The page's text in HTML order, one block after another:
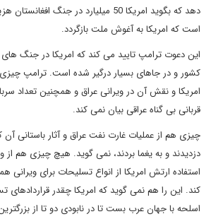
دهد که بگوید امریکا 50 میلیارد در جنگ
است که امریکا به آغوش ملت بازگردد.
این دعوت ترامپ تایید می کند که امریکا در جنگ
کشور و در جاهای بسیار درگیر شده است. ترامپ
امریکا و نقش آن در ویرانی عراق و همچنین تعداد
قربانی بی گناه عراقی بیان نمی کند.
چیزی هم از عملیات غارت نفت عراق و آثار باستانی آن
دزدیدند و به یغما بردند، نمی گوید. هیچ چیزی هم از
استفاده ارتش امریکا از انواع تسلیحات برای ویرانی
کند. این را هم نمی گوید که امریکا چقدر قراردادهای
اسلحه با جهان عرب بست تا در نابودی دو تا از